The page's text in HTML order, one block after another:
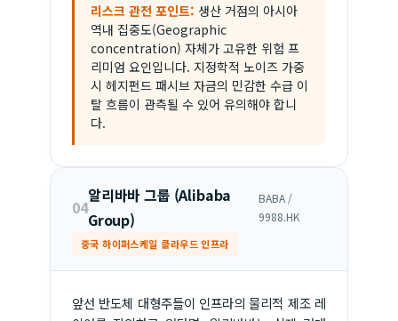
리스크 관전 포인트: 생산 거점의 아시아
역내 집중도(Geographic
concentration) 자체가 고유한 위험 프
리미엄 요인입니다. 지정학적 노이즈 가중
시 헤지펀드 패시브 자금의 민감한 수급 이
탈 흐름이 관측될 수 있어 유의해야 합니
다.
04
알리바바 그룹 (Alibaba
Group)
BABA /
9988.HK
중국 하이퍼스케일 클라우드 인프라
앞선 반도체 대형주들이 인프라의 물리적 제조 레